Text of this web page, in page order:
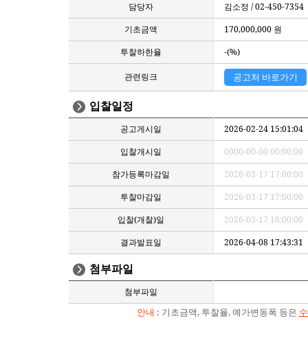
담당자
김소정 / 02-450-7354
기초금액
170,000,000 원
투찰하한율
-(%)
관련링크 공고처 바로가기
입찰일정
공고게시일
2026-02-24 15:01:04
입찰개시일
0000-00-00 00:00:00
참가등록마감일
2026-03-17 17:00:00
투찰마감일
2026-03-17 17:00:00
입찰(개찰)일
2026-03-17 18:00:00
결과발표일
2026-04-08 17:43:31
첨부파일
첨부파일
안내 : 기초금액, 투찰율, 예가변동폭 등은